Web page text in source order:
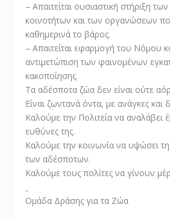
– Απαιτείται ουσιαστική στήριξη
κοινοτήτων και των οργανώσεων
καθημερινά το βάρος.
– Απαιτείται εφαρμογή του Νόμου
αντιμετώπιση των φαινομένων
κακοποίησης.
Τα αδέσποτα ζώα δεν είναι ούτε
Είναι ζωντανά όντα, με ανάγκες και
Καλούμε την Πολιτεία να αναλάβει
ευθύνες της.
Καλούμε την κοινωνία να υψώσει
των αδέσποτων.
Καλούμε τους πολίτες να γίνουν
Ομάδα Δράσης για τα Ζώα